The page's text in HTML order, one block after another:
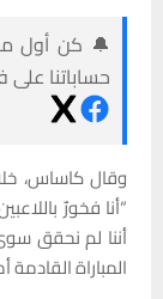
🔔 كن أول من
حساباتنا
وقال كاساس،
“أنا فخورٌ
أننا لم نحقق سوى
المباراة القادمة